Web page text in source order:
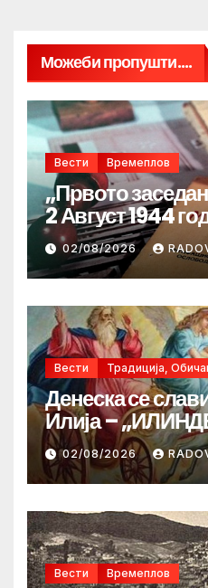
Можеби пропушти....
Вести Времеплов
„Првото
2 Август 1944
02/08/2026
Вести Традиција,
Денеска се
Илија –
02/08/2026
Вести Времеплов